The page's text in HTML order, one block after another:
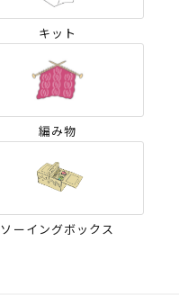
キット
編み物
ソーイングボックス